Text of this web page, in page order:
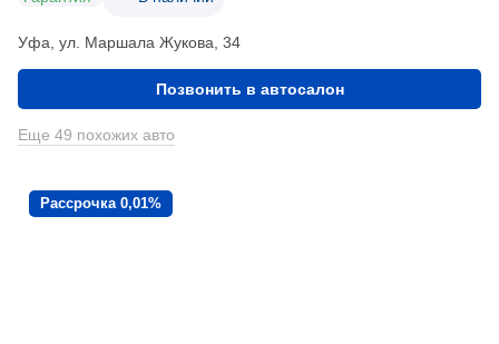
Уфа, ул. Маршала Жукова, 34
Позвонить в автосалон
Еще 49 похожих авто
Рассрочка 0,01%